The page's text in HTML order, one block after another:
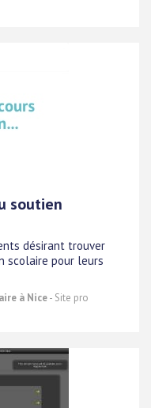
soutien
désirant trouver
scolaire pour leurs
à Nice- Site pro